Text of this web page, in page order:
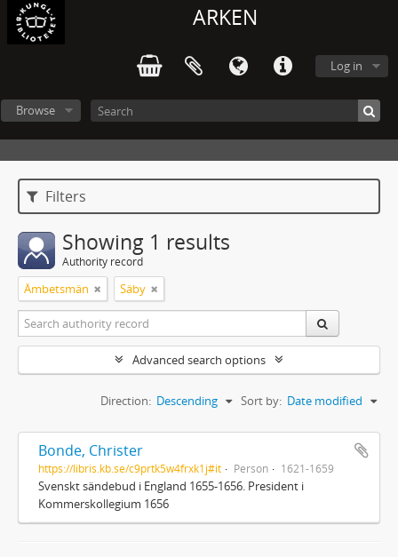
ARKEN
Log in
Browse
Filters
Showing 1 results
Authority record
Ämbetsmän Säby
Advanced search options
Sort by: Date modified
Direction: Descending
Bonde, Christer
https://libris.kb.se/c9prtk5w4frxk1j#it Person 1621-1659
Svenskt sändebud i England 1655-1656. President i
Kommerskollegium 1656